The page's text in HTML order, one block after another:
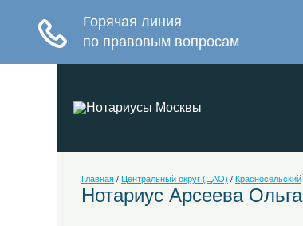
Главная / Центральный округ (ЦАО) / Красносельский
Нотариус Арсеева